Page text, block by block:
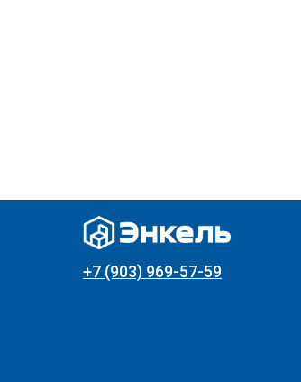
+7 (903) 969-57-59